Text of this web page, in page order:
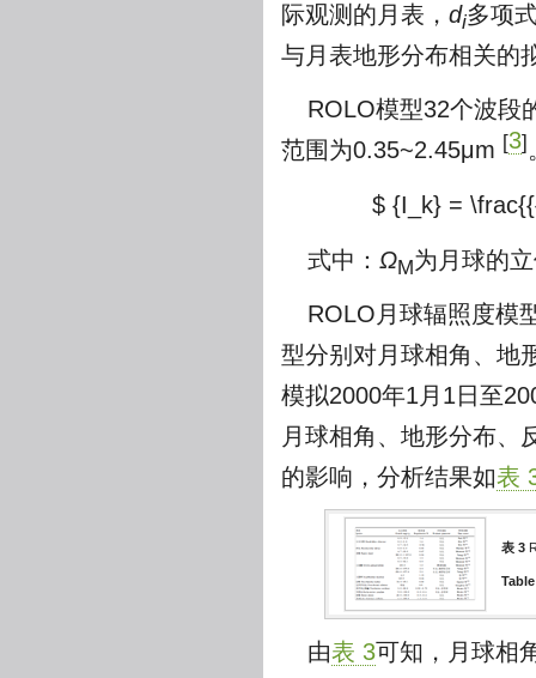
际观测的月表， di多项
与月表地形分布相关的
ROLO模型32个波段
范围为0.35~2.45μm [3]
$ {I_k} =
式中： ΩM为月球的
ROLO月球辐照度模
型分别对月球相角、地
模拟2000年1月1日至
月球相角、地形分布、
的影响，分析结果如表
表 3
由表 3可知，月球相